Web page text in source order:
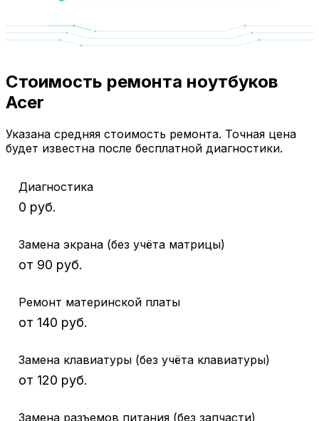
Стоимость ремонта ноутбуков
Acer
Указана средняя стоимость ремонта. Точная цена
будет известна после бесплатной диагностики.
Диагностика
0 руб.
Замена экрана (без учёта матрицы)
от 90 руб.
Ремонт материнской платы
от 140 руб.
Замена клавиатуры (без учёта клавиатуры)
от 120 руб.
Замена разъемов питания (без запчасти)